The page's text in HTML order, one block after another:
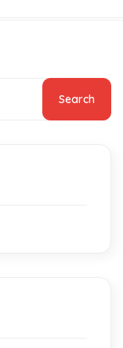
Search